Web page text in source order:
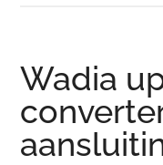
Wadia